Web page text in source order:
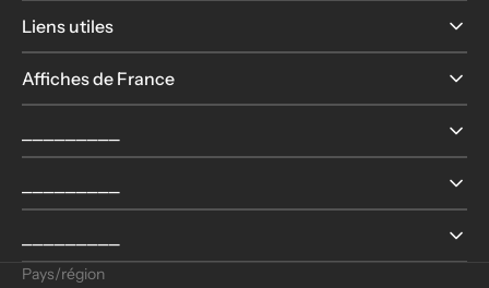
Liens utiles
Affiches de France
Pays/région